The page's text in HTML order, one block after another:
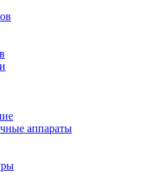
аппараты